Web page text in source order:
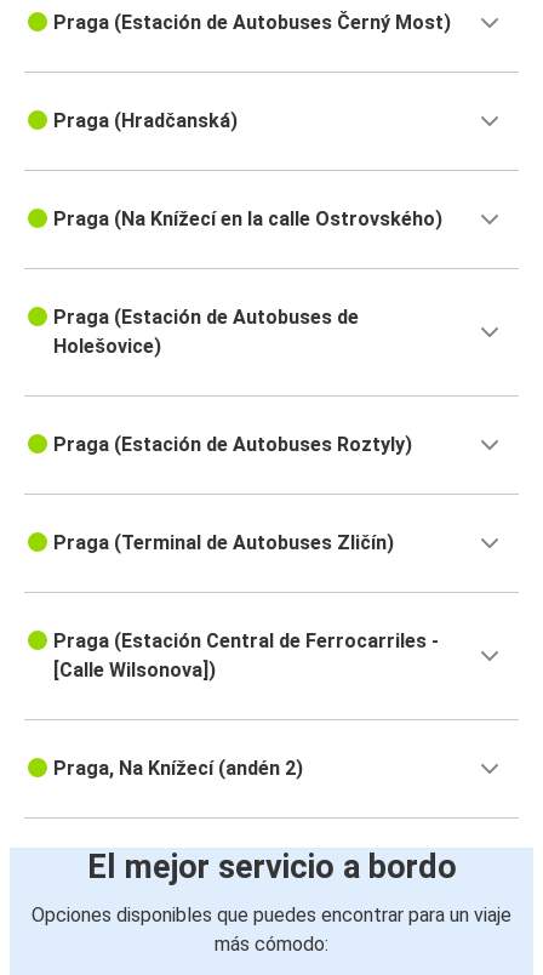
Praga (Estación de Autobuses Černý Most)
Praga (Hradčanská)
Praga (Na Knížecí en la calle Ostrovského)
Praga (Estación de Autobuses de
Holešovice)
Praga (Estación de Autobuses Roztyly)
Praga (Terminal de Autobuses Zličín)
Praga (Estación Central de Ferrocarriles -
[Calle Wilsonova])
Praga, Na Knížecí (andén 2)
El mejor servicio a bordo
Opciones disponibles que puedes encontrar para un viaje
más cómodo: